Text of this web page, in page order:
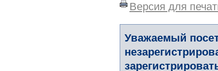
Версия для
Уважаемый